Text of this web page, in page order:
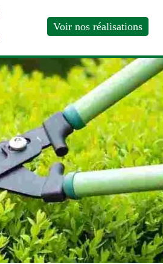
Voir nos réalisations